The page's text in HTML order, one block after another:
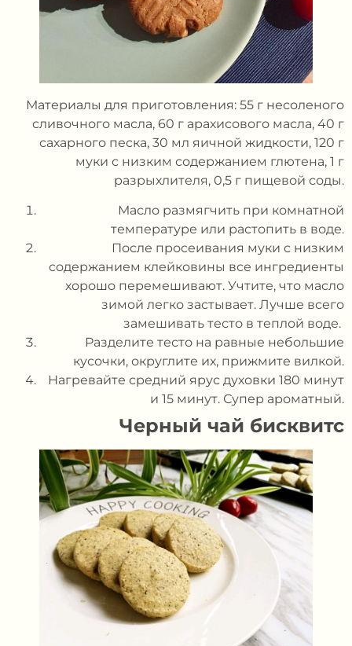
Материалы для приготовления: 55 г несоленого
сливочного масла, 60 г арахисового масла, 40 г
сахарного песка, 30 мл яичной жидкости, 120 г
муки с низким содержанием глютена, 1 г
разрыхлителя, 0,5 г пищевой соды.
Масло размягчить при комнатной
температуре или растопить в воде.
После просеивания муки с низким
содержанием клейковины все ингредиенты
хорошо перемешивают. Учтите, что масло
зимой легко застывает. Лучше всего
замешивать тесто в теплой воде.
Разделите тесто на равные небольшие
кусочки, округлите их, прижмите вилкой.
Нагревайте средний ярус духовки 180 минут
и 15 минут. Супер ароматный.
Черный чай бисквитс